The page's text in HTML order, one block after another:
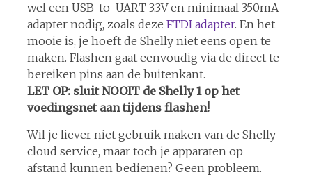
wel een USB-to-UART 3.3V en minimaal 350mA
adapter nodig, zoals deze FTDI adapter. En het
mooie is, je hoeft de Shelly niet eens open te
maken. Flashen gaat eenvoudig via de direct te
bereiken pins aan de buitenkant.
LET OP: sluit NOOIT de Shelly 1 op het
voedingsnet aan tijdens flashen!
Wil je liever niet gebruik maken van de Shelly
cloud service, maar toch je apparaten op
afstand kunnen bedienen? Geen probleem.